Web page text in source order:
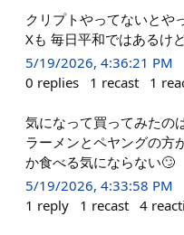
クリプトやってないとや
Xも 毎日平和ではあるけ
5/19/2026, 4:36:21 PM
0 replies 1 recast 1
気になって買ってみたの
ラーメンとペヤングの方
か食べる気にならない🙄
5/19/2026, 4:33:58 PM
1 reply 1 recast 4